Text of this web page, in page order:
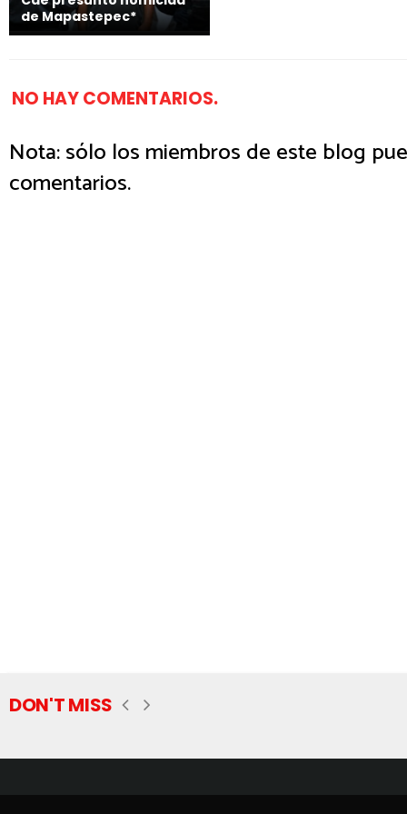
de Mapastepec*
NO HAY COMENTARIOS.
Nota: sólo los miembros de este blog
comentarios.
DON'T MISS